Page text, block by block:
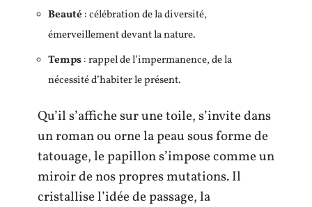
Beauté : célébration de la diversité,
émerveillement devant la nature.
Temps: rappel de l’impermanence, de la
nécessité d’habiter le présent.
Qu’il s’affiche sur une toile, s’invite dans
un roman ou orne la peau sous forme de
tatouage, le papillon s’impose comme un
miroir de nos propres mutations. Il
cristallise l’idée de passage, la